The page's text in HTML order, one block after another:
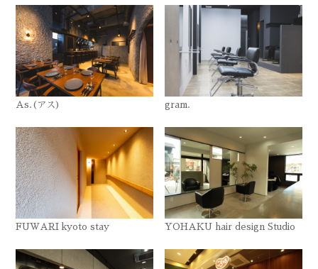
As.(アス) gram.
FUWARI kyoto stay YOHAKU hair design Studio